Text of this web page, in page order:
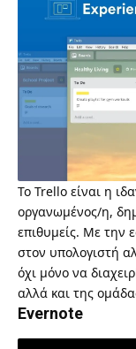
Το Trello είναι η
οργανωμένος/η,
επιθυμείς. Με την
στον υπολογιστή
όχι μόνο να
αλλά και της
Evernote